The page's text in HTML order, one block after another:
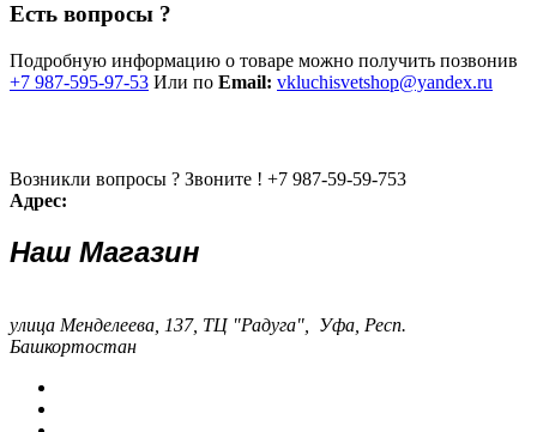
Есть вопросы ?
Подробную информацию о товаре можно получить позвонив
+7 987-595-97-53 Или по Email: vkluchisvetshop@yandex.ru
Возникли вопросы ? Звоните ! +7 987-59-59-753
Адрес:
Наш Магазин
улица Менделеева, 137, ТЦ "Радуга", Уфа, Респ.
Башкортостан